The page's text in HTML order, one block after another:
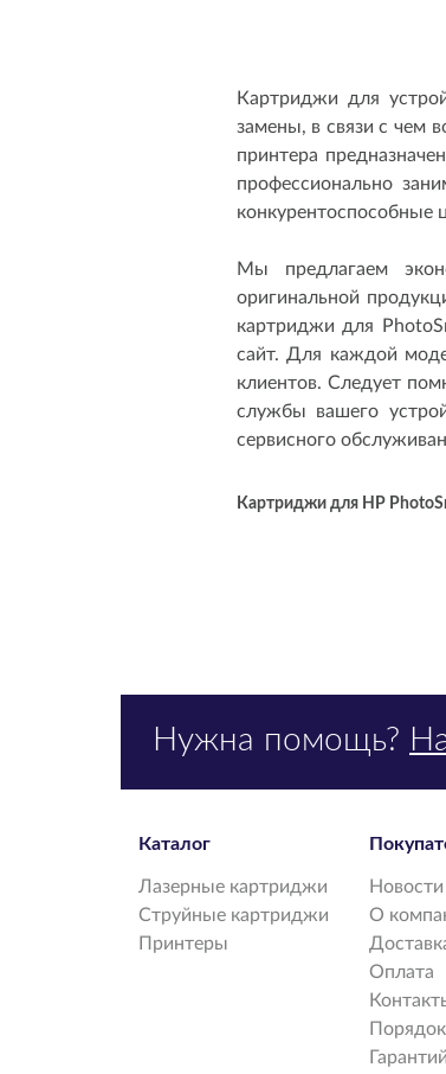
Картриджи для
замены, в связи с чем
принтера
профессионально
конкурентоспособные
Мы предлагаем
оригинальной
картриджи для
сайт. Для каждой
клиентов. Следует
службы вашего
сервисного
Картриджи для HP
Нужна помощь?
Каталог
Лазерные картриджи
Струйные картриджи
Принтеры
Новости
О
Оплата